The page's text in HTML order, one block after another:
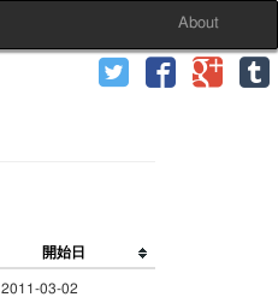
About
開始日
2011-03-02